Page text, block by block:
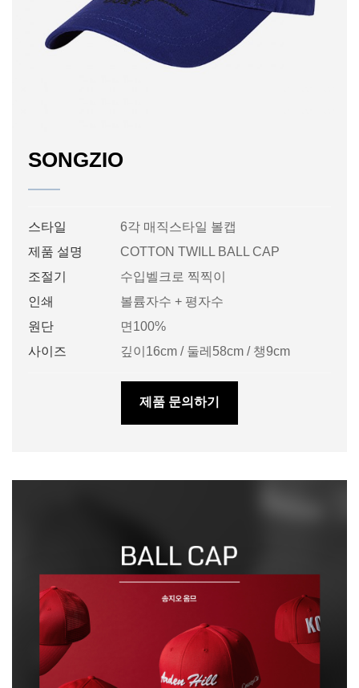
SONGZIO
스타일
6각 매직스타일 볼캡
제품 설명
COTTON TWILL BALL CAP
조절기
수입벨크로 찍찍이
인쇄
볼륨자수 + 평자수
원단
면100%
사이즈
깊이16cm / 둘레58cm / 챙9cm
제품 문의하기